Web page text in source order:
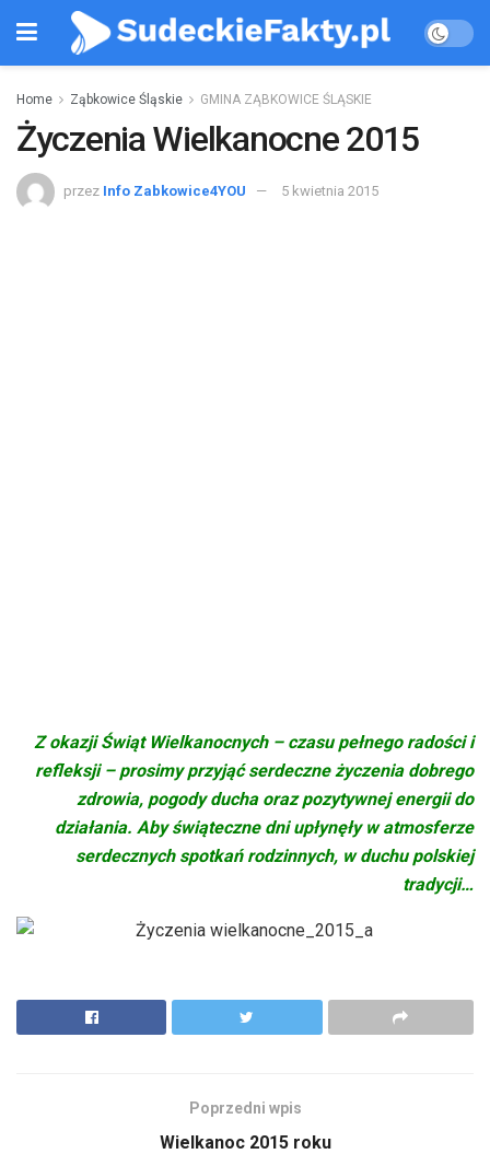
Home Ząbkowice Śląskie GMINA ZĄBKOWICE ŚLĄSKIE
Życzenia Wielkanocne 2015
przez Info Zabkowice4YOU 5 kwietnia 2015
Z okazji Świąt Wielkanocnych – czasu pełnego radości i
refleksji – prosimy przyjąć serdeczne życzenia dobrego
zdrowia, pogody ducha oraz pozytywnej energii do
działania. Aby świąteczne dni upłynęły w atmosferze
serdecznych spotkań rodzinnych, w duchu polskiej
tradycji…
Poprzedni wpis
Wielkanoc 2015 roku